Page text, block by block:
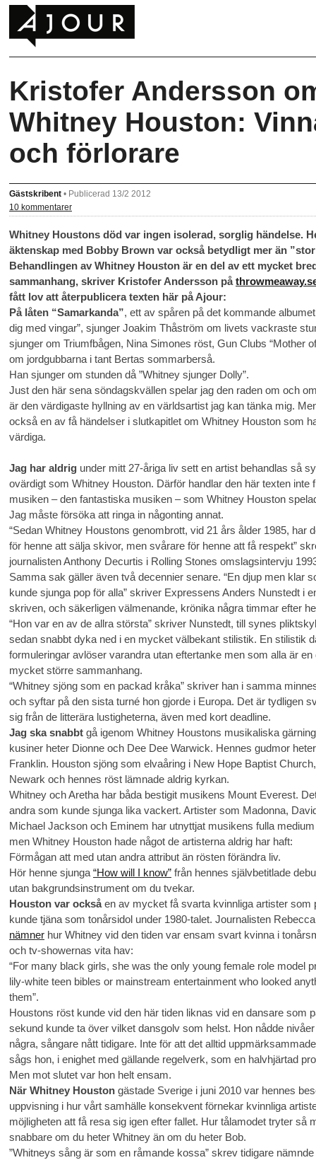
Kristofer Andersson
Whitney Houston:
och förlorare
Gästskribent • Publicerad 13/2 2012
10 kommentarer
Whitney Houstons död var ingen isolerad, sorglig händelse.
äktenskap med Bobby Brown var också betydligt mer än
Behandlingen av Whitney Houston är en del av ett mycket
sammanhang, skriver Kristofer Andersson på
fått lov att återpublicera texten här på Ajour:
På låten “Samarkanda”, ett av spåren på det kommande
dig med vingar”, sjunger Joakim Thåström om livets vackraste
sjunger om Triumfbågen, Nina Simones röst, Gun Clubs “Mother
om jordgubbarna i tant Bertas sommarberså.
Han sjunger om stunden då ”Whitney sjunger Dolly”.
Just den här sena söndagskvällen spelar jag den raden om och
är den värdigaste hyllning av en världsartist jag kan tänka mig.
också en av få händelser i slutkapitlet om Whitney Houston som
värdiga.
Jag har aldrig under mitt 27-åriga liv sett en artist behandlas så
ovärdigt som Whitney Houston. Därför handlar den här texten inte
musiken – den fantastiska musiken – som Whitney Houston
Jag måste försöka att ringa in någonting annat.
“Sedan Whitney Houstons genombrott, vid 21 års ålder 1985, har
för henne att sälja skivor, men svårare för henne att få respekt”
journalisten Anthony Decurtis i Rolling Stones omslagsintervju
Samma sak gäller även två decennier senare. “En djup men klar
kunde sjunga pop för alla” skriver Expressens Anders Nunstedt i
skriven, och säkerligen välmenande, krönika några timmar efter
“Hon var en av de allra största” skriver Nunstedt, till synes
sedan snabbt dyka ned i en mycket välbekant stilistik. En stilistik
formuleringar avlöser varandra utan eftertanke men som alla är en
mycket större sammanhang.
“Whitney sjöng som en packad kråka” skriver han i samma
och syftar på den sista turné hon gjorde i Europa. Det är tydligen
sig från de litterära lustigheterna, även med kort deadline.
Jag ska snabbt gå igenom Whitney Houstons musikaliska
kusiner heter Dionne och Dee Dee Warwick. Hennes gudmor
Franklin. Houston sjöng som elvaåring i New Hope Baptist
Newark och hennes röst lämnade aldrig kyrkan.
Whitney och Aretha har båda bestigit musikens Mount Everest.
andra som kunde sjunga lika vackert. Artister som Madonna,
Michael Jackson och Eminem har utnyttjat musikens fulla
men Whitney Houston hade något de artisterna aldrig har haft:
Förmågan att med utan andra attribut än rösten förändra liv.
Hör henne sjunga “How will I know” från hennes självbetitlade
utan bakgrundsinstrument om du tvekar.
Houston var ocksåen av mycket få svarta kvinnliga artister som
kunde tjäna som tonårsidol under 1980-talet. Journalisten
nämner hur Whitney vid den tiden var ensam svart kvinna i
och tv-showernas vita hav:
“For many black girls, she was the only young female role model
lily-white teen bibles or mainstream entertainment who looked
them”.
Houstons röst kunde vid den här tiden liknas vid en dansare som
sekund kunde ta över vilket dansgolv som helst. Hon nådde
några, sångare nått tidigare. Inte för att det alltid
sågs hon, i enighet med gällande regelverk, som en halvhjärtad
Men mot slutet var hon helt ensam.
När Whitney Houston gästade Sverige i juni 2010 var hennes
uppvisning i hur vårt samhälle konsekvent förnekar kvinnliga
möjligheten att få resa sig igen efter fallet. Hur tålamodet tryter så
snabbare om du heter Whitney än om du heter Bob.
”Whitneys sång är som en råmande kossa” skrev tidigare